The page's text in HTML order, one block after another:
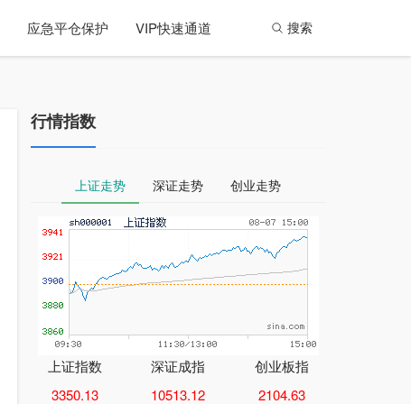
应急平仓保护 VIP快速通道 搜索
行情指数
上证走势 深证走势 创业走势
上证指数
3350.13
深证成指
10513.12
创业板指
2104.63